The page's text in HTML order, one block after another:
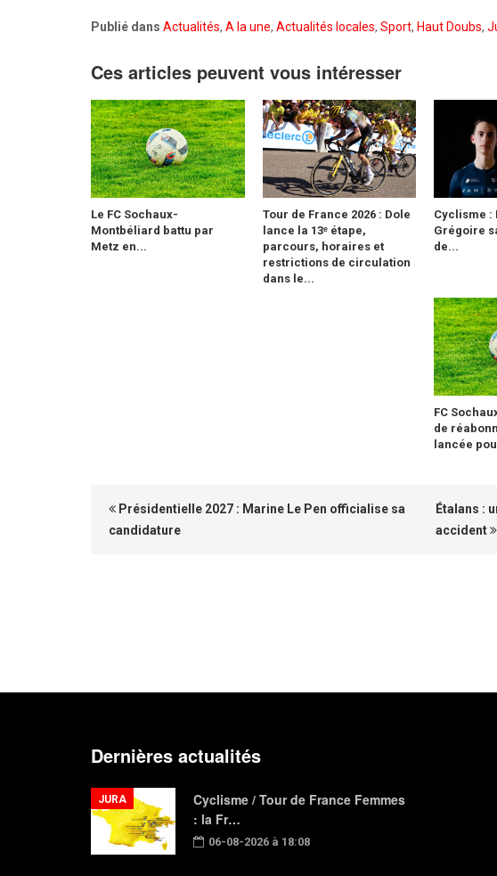
Publié dans Actualités, A la une, Actualités locales, Sport, Haut Doubs,
Ces articles peuvent vous intéresser
Le FC Sochaux-
Montbéliard battu par
Metz en...
Tour de France 2026 : Dole
lance la 13ᵉ étape,
parcours, horaires et
restrictions de circulation
dans le...
Cyclisme :
Grégoire
de...
FC
de
lancée
Présidentielle 2027 : Marine Le Pen officialise sa
candidature
Étalans :
accident
Dernières actualités
Cyclisme / Tour de France Femmes
: la Fr…
06-08-2026 à 18:08
JURA